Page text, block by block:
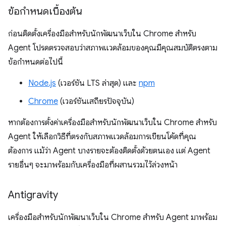
ข้อกำหนดเบื้องต้น
ก่อนติดตั้งเครื่องมือสำหรับนักพัฒนาเว็บใน Chrome สำหรับ
Agent โปรดตรวจสอบว่าสภาพแวดล้อมของคุณมีคุณสมบัติตรงตาม
ข้อกำหนดต่อไปนี้
Node.js (เวอร์ชัน LTS ล่าสุด) และ npm
Chrome (เวอร์ชันเสถียรปัจจุบัน)
หากต้องการตั้งค่าเครื่องมือสำหรับนักพัฒนาเว็บใน Chrome สำหรับ
Agent ให้เลือกวิธีที่ตรงกับสภาพแวดล้อมการเขียนโค้ดที่คุณ
ต้องการ แม้ว่า Agent บางรายจะต้องติดตั้งด้วยตนเอง แต่ Agent
รายอื่นๆ จะมาพร้อมกับเครื่องมือที่ผสานรวมไว้ล่วงหน้า
Antigravity
เครื่องมือสำหรับนักพัฒนาเว็บใน Chrome สำหรับ Agent มาพร้อม